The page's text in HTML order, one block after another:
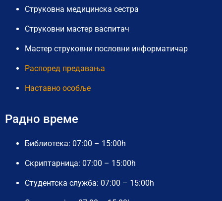
Струковна медицинска сестра
Струковни мастер васпитач
Мастер струковни пословни информатичар
Распоред предавања
Наставно особље
Радно време
Библиотека: 07:00 – 15:00h
Скриптарница: 07:00 – 15:00h
Студентска служба: 07:00 – 15:00h